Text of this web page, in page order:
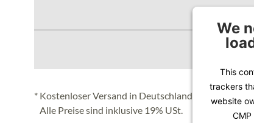
We
This
trackers
website
* Kostenloser Versand in Deutschland (Festland),
Alle Preise sind inklusive 19% USt.